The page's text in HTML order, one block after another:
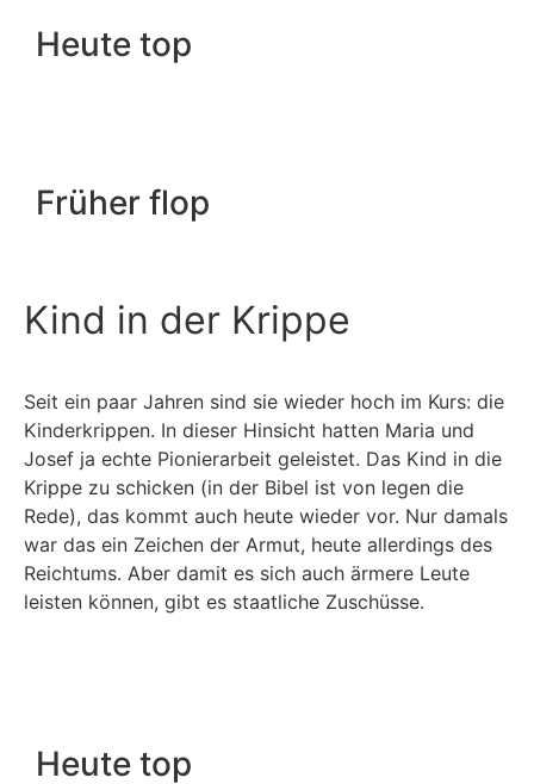
Heute top
Früher flop
Kind in der Krippe
Seit ein paar Jahren sind sie wieder hoch im Kurs: die
Kinderkrippen. In dieser Hinsicht hatten Maria und
Josef ja echte Pionierarbeit geleistet. Das Kind in die
Krippe zu schicken (in der Bibel ist von legen die
Rede), das kommt auch heute wieder vor. Nur damals
war das ein Zeichen der Armut, heute allerdings des
Reichtums. Aber damit es sich auch ärmere Leute
leisten können, gibt es staatliche Zuschüsse.
Heute top